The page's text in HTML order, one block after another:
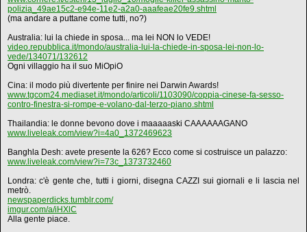
polizia_49ae15c2-e94e-11e2-a2a0-aaafeae20fe9.shtml
(ma andare a puttane come tutti, no?)
Australia: lui la chiede in sposa... ma lei NON lo VEDE!
video.repubblica.it/mondo/australia-lui-la-chiede-in-sposa-lei-non-lo-
vede/134071/132612
Ogni villaggio ha il suo MiOpiO
Cina: il modo più divertente per finire nei Darwin Awards!
www.tgcom24.mediaset.it/mondo/articoli/1103090/coppia-cinese-fa-sesso-
contro-finestra-si-rompe-e-volano-dal-terzo-piano.shtml
Thailandia: le donne bevono dove i maaaaaski CAAAAAAGANO
www.liveleak.com/view?i=4a0_1372469623
Banghla Desh: avete presente la 626? Ecco come si costruisce un palazzo:
www.liveleak.com/view?i=73c_1373732460
Londra: c'è gente che, tutti i giorni, disegna CAZZI sui giornali e li lascia nel
metrò.
newspaperdicks.tumblr.com/
imgur.com/a/iHXlC
Alla gente piace.